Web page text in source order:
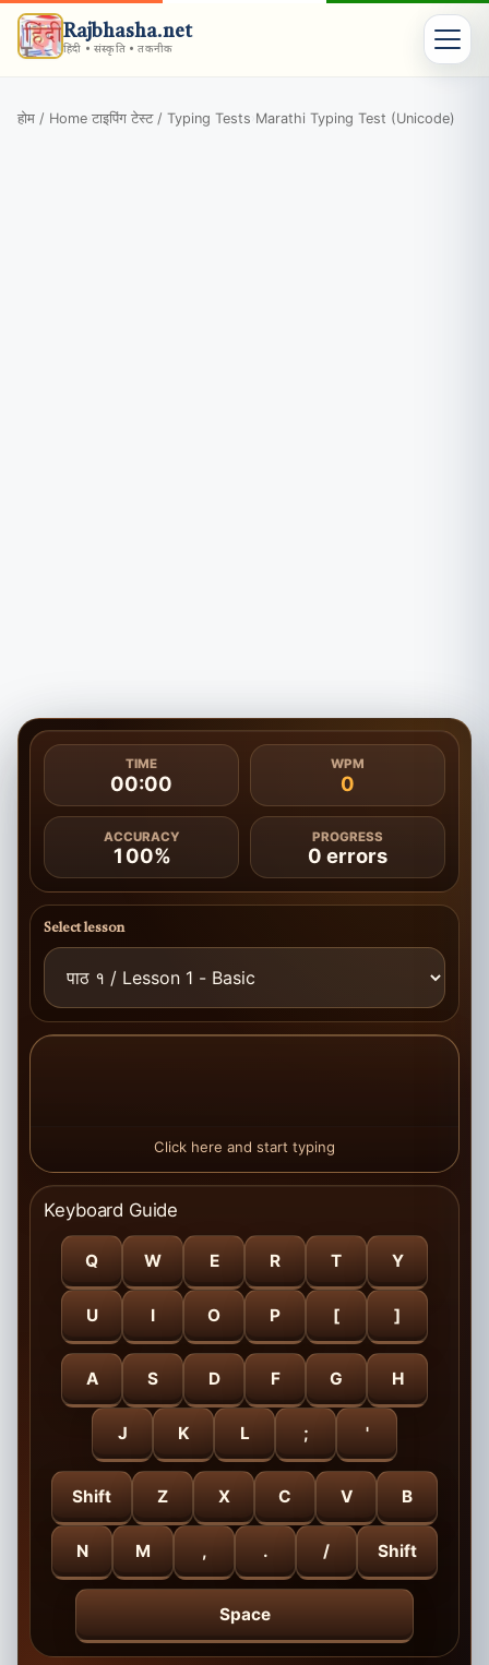
Rajbhasha.net
हिंदी • संस्कृति • तकनीक
होम / Home टाइपिंग टेस्ट / Typing Tests Marathi Typing Test (Unicode)
TIME
00:00
WPM
0
ACCURACY
100%
PROGRESS
0 errors
Select lesson
Click here and start typing
Keyboard Guide
Q W E R T Y
U I O P [ ]
A S D F G H
J K L ; '
Shift Z X C V B
N M , . / Shift
Space